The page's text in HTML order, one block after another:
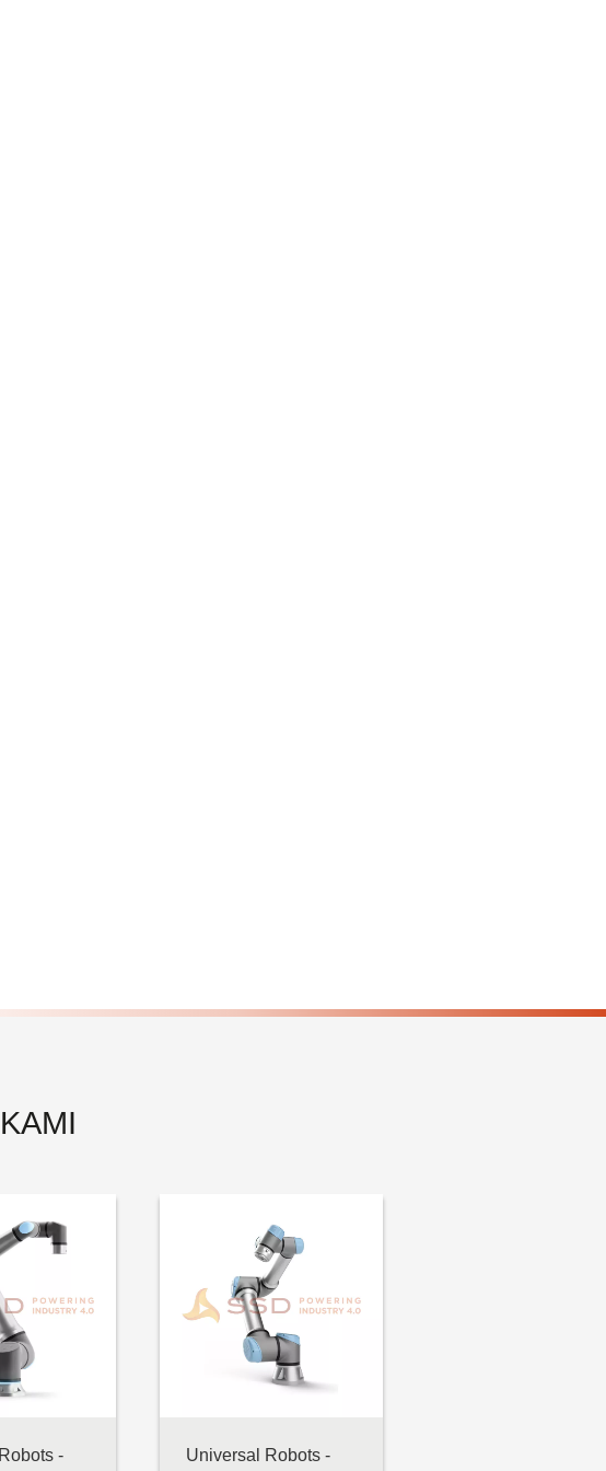
-
Universal Robots -